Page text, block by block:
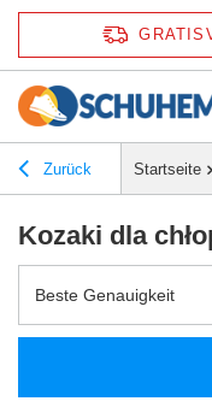
Zurück Startseite
Kozaki dla
Beste Genauigkeit